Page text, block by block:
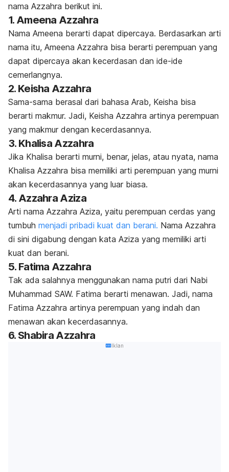
nama Azzahra berikut ini.
1. Ameena Azzahra
Nama Ameena berarti dapat dipercaya. Berdasarkan arti
nama itu, Ameena Azzahra bisa berarti perempuan yang
dapat dipercaya akan kecerdasan dan ide-ide
cemerlangnya.
2. Keisha Azzahra
Sama-sama berasal dari bahasa Arab, Keisha bisa
berarti makmur. Jadi, Keisha Azzahra artinya perempuan
yang makmur dengan kecerdasannya.
3. Khalisa Azzahra
Jika Khalisa berarti murni, benar, jelas, atau nyata, nama
Khalisa Azzahra bisa memiliki arti perempuan yang murni
akan kecerdasannya yang luar biasa.
4. Azzahra Aziza
Arti nama Azzahra Aziza, yaitu perempuan cerdas yang
tumbuh menjadi pribadi kuat dan berani. Nama Azzahra
di sini digabung dengan kata Aziza yang memiliki arti
kuat dan berani.
5. Fatima Azzahra
Tak ada salahnya menggunakan nama putri dari Nabi
Muhammad SAW. Fatima berarti menawan. Jadi, nama
Fatima Azzahra artinya perempuan yang indah dan
menawan akan kecerdasannya.
6. Shabira Azzahra
Iklan